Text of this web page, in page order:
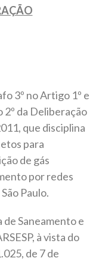
3º no Artigo 1º e
2º da Deliberação
que disciplina
para
de gás
por redes
Paulo.
Saneamento e
à vista do
de 7 de